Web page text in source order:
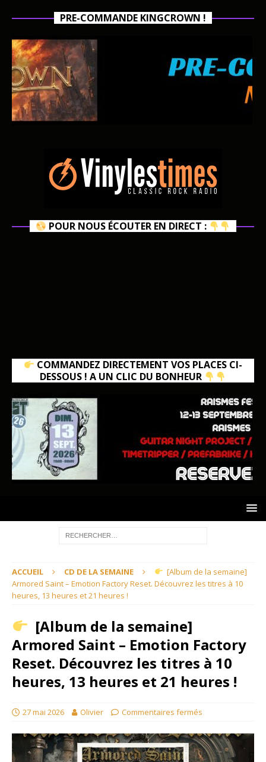
PRE-COMMANDE KINGCROWN !
POUR NOUS ÉCOUTER EN DIRECT :
COMMANDEZ DIRECTEMENT VOS PLACES CI-
DESSOUS ! A UN CLIC DU BONHEUR
ACCUEIL CD DE LA SEMAINE
[Album de la semaine]
Armored Saint – Emotion Factory Reset. Découvrez les titres à 10
heures, 13 heures et 21 heures !
[Album de la semaine]
Armored Saint – Emotion Factory
Reset. Découvrez les titres à 10
heures, 13 heures et 21 heures !
27 mai 2026 Olivier Commentaires fermés